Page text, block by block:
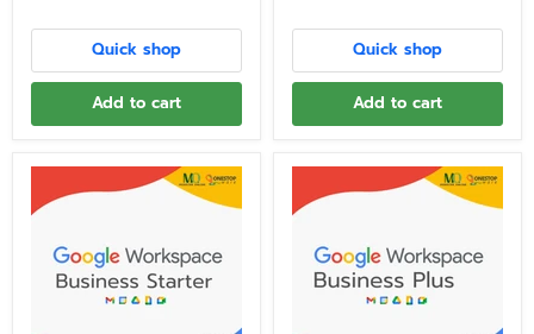
Quick shop
Add to cart
Quick shop
Add to cart